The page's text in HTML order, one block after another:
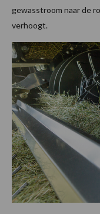
gewasstroom naar de
verhoogt.